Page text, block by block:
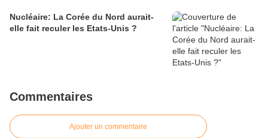
Nucléaire: La Corée du Nord aurait-
elle fait reculer les Etats-Unis ?
Commentaires
Ajouter un commentaire